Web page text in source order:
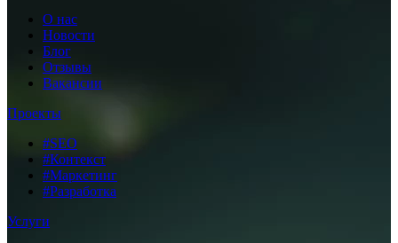
О нас
Новости
Блог
Отзывы
Вакансии
Проекты
#SEO
#Контекст
#Маркетинг
#Разработка
Услуги